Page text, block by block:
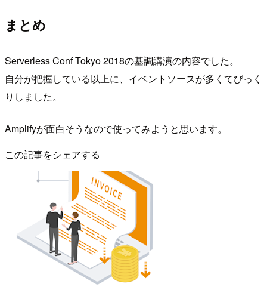
まとめ
Serverless Conf Tokyo 2018の基調講演の内容でした。
自分が把握している以上に、イベントソースが多くてびっく
りしました。
Amplifyが面白そうなので使ってみようと思います。
この記事をシェアする